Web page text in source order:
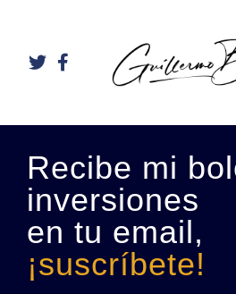
Recibe mi
inversiones
en tu email,
¡suscríbete!